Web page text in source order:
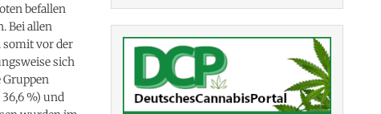
befallen
Bei allen
somit vor der
sich
Gruppen
%) und